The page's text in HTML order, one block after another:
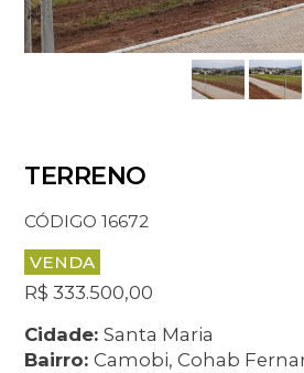
TERRENO
CÓDIGO 16672
VENDA
R$ 333.500,00
Cidade:Santa Maria
Bairro:Camobi, Cohab